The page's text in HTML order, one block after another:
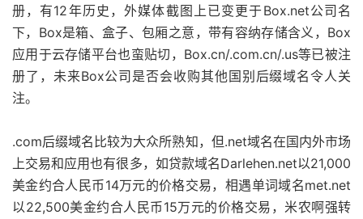
册，有12年历史，外媒体截图上已变更于Box.net公司名
下，Box是箱、盒子、包厢之意，带有容纳存储含义，Box
应用于云存储平台也蛮贴切，Box.cn/.com.cn/.us等已被注
册了，未来Box公司是否会收购其他国别后缀域名令人关
注。
.com后缀域名比较为大众所熟知，但.net域名在国内外市场
上交易和应用也有很多，如贷款域名Darlehen.net以21,000
美金约合人民币14万元的价格交易，相遇单词域名met.net
以22,500美金约合人民币15万元的价格交易，米农啊强转